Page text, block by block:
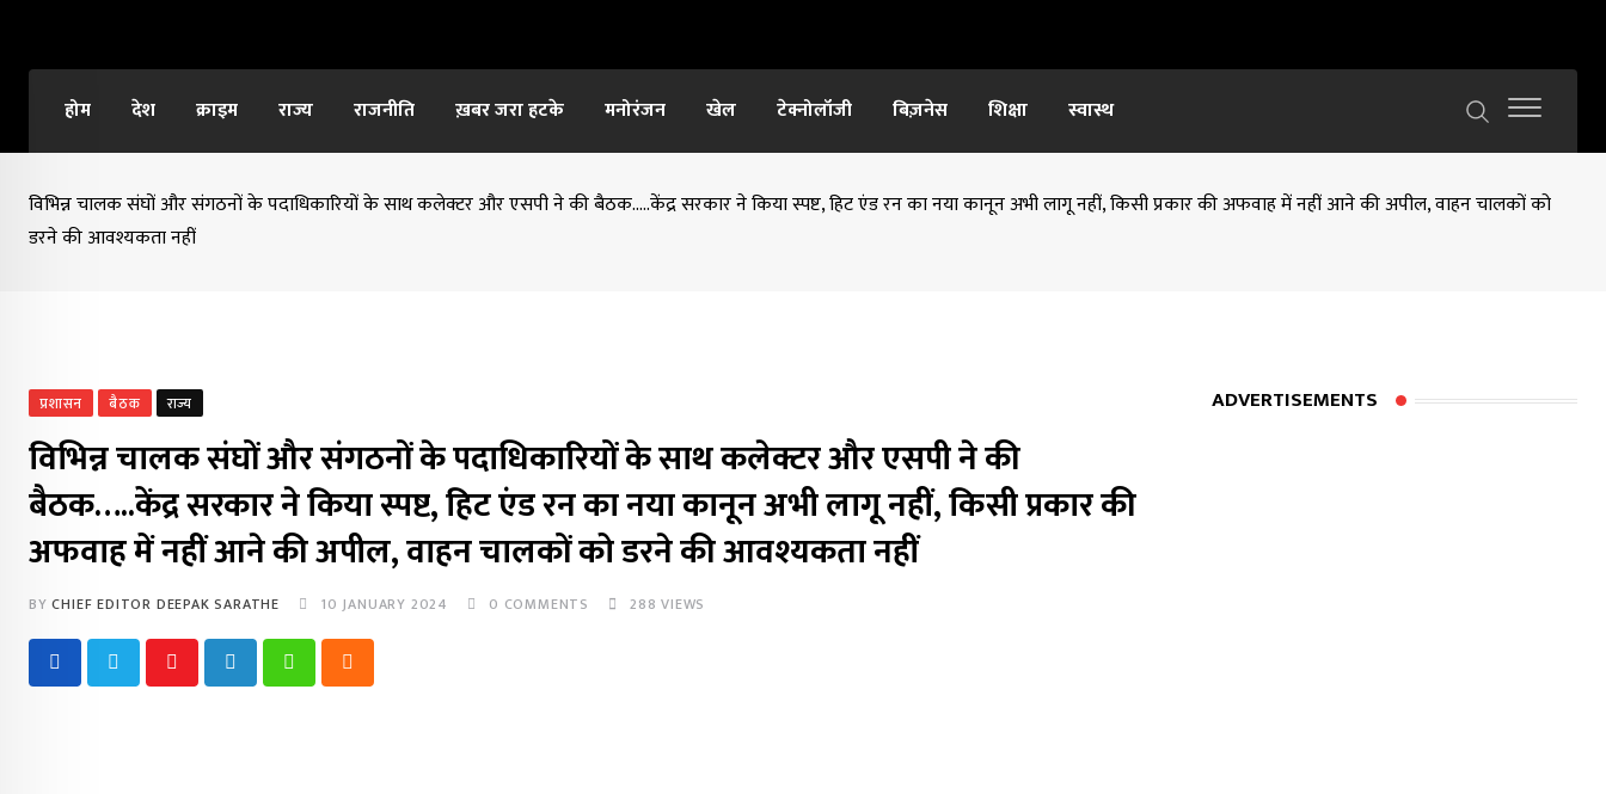
content
होम
देश क्राइम राज्य राजनीति ख़बर जरा हटके मनोरंजन खेल टेक्नोलॉजी बिज़नेस शिक्षा स्वास्थ
विभिन्न चालक संघों और संगठनों के पदाधिकारियों के साथ कलेक्टर और एसपी ने की बैठक…..केंद्र सरकार ने किया स्पष्ट, हिट एंड रन का नया कानून अभी लागू नहीं, किसी प्रकार की अफवाह में नहीं आने की अपील, वाहन चालकों को
डरने की आवश्यकता नहीं
प्रशासन बैठक राज्य
विभिन्न चालक संघों और संगठनों के पदाधिकारियों के साथ कलेक्टर और एसपी ने की
बैठक…..केंद्र सरकार ने किया स्पष्ट, हिट एंड रन का नया कानून अभी लागू नहीं, किसी प्रकार की
अफवाह में नहीं आने की अपील, वाहन चालकों को डरने की आवश्यकता नहीं
BYCHIEF EDITOR DEEPAK SARATHE 10 JANUARY 2024 0 COMMENTS 288 VIEWS
YoutubeLinkedInWhatsappCloud
ADVERTISEMENTS